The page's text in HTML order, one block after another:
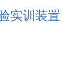
实训装置